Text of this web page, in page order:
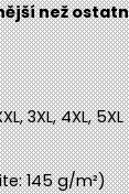
než
3XL, 4XL,
145 g/m²)